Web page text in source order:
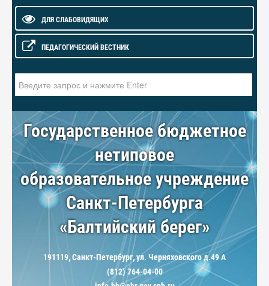
ДЛЯ СЛАБОВИДЯЩИХ
ПЕДАГОГИЧЕСКИЙ ВЕСТНИК
Государственное бюджетное
нетиповое
образовательное учреждение
Санкт-Петербурга
«Балтийский берег»
191119, Санкт-Петербург, ул. Черняховского д.49 А
(812) 764-04-00